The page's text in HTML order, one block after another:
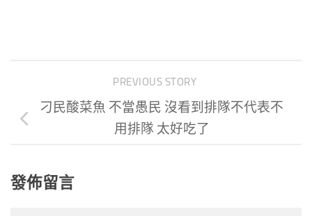
PREVIOUS STORY
刁民酸菜魚 不當愚民 沒看到排隊不代表不
用排隊 太好吃了
發佈留言